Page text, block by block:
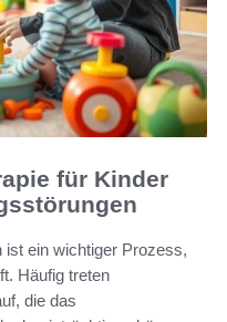
für Kinder
ist ein wichtiger Prozess,
Häufig treten
die das